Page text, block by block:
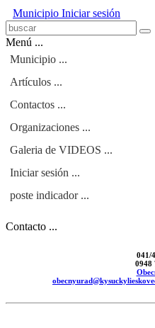
Municipio Iniciar sesión
Menú ...
Municipio ...
Artículos ...
Contactos ...
Organizaciones ...
Galeria de VIDEOS ...
Iniciar sesión ...
poste indicador ...
Contacto ...
041/
0948